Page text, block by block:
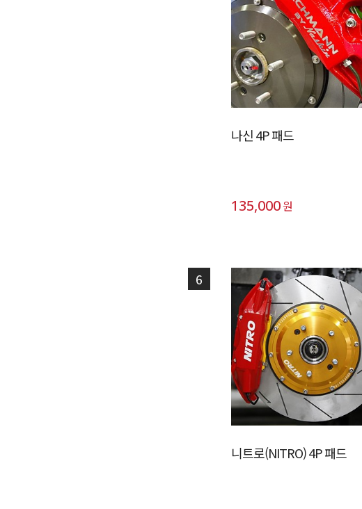
나신 4P 패드
135,000원
6
니트로(NITRO) 4P 패드